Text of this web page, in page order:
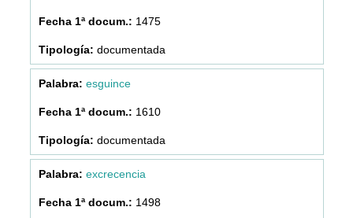
1475
documentada
esguince
1610
documentada
excrecencia
1498